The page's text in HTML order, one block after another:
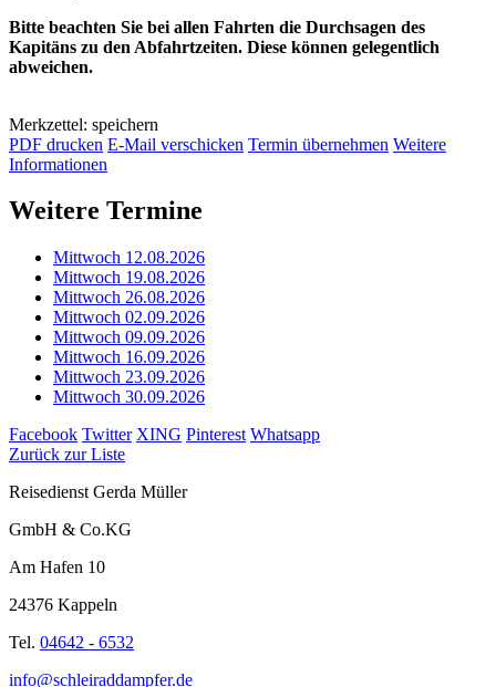
Bitte beachten Sie bei allen Fahrten die Durchsagen des
Kapitäns zu den Abfahrtzeiten. Diese können gelegentlich
abweichen.
Merkzettel: speichern
PDF drucken E-Mail verschicken Termin übernehmen Weitere
Informationen
Weitere Termine
Mittwoch 12.08.2026
Mittwoch 19.08.2026
Mittwoch 26.08.2026
Mittwoch 02.09.2026
Mittwoch 09.09.2026
Mittwoch 16.09.2026
Mittwoch 23.09.2026
Mittwoch 30.09.2026
Facebook Twitter XING Pinterest Whatsapp
Zurück zur Liste
Reisedienst Gerda Müller
GmbH & Co.KG
Am Hafen 10
24376 Kappeln
Tel. 04642 - 6532
info@schleiraddampfer.de